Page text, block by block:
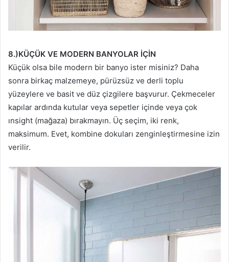
8.)KÜÇÜK VE MODERN BANYOLAR İÇİN
Küçük olsa bile modern bir banyo ister misiniz? Daha
sonra birkaç malzemeye, pürüzsüz ve derli toplu
yüzeylere ve basit ve düz çizgilere başvurur. Çekmeceler
kapılar ardında kutular veya sepetler içinde veya çok
ınsight (mağaza) bırakmayın. Üç seçim, iki renk,
maksimum. Evet, kombine dokuları zenginleştirmesine izin
verilir.